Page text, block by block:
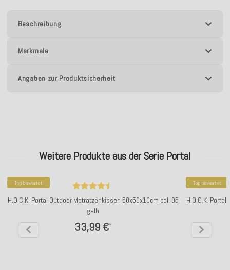
Beschreibung
Merkmale
Angaben zur Produktsicherheit
Weitere Produkte aus der Serie Portal
Top bewertet
H.O.C.K. Portal Outdoor Matratzenkissen 50x50x10cm col. 05
gelb
33,99 €*
Top bewertet
H.O.C.K.